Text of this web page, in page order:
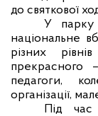
до святкової
У парку
національне
різних
прекрасного
педагоги,
організації,
Під час